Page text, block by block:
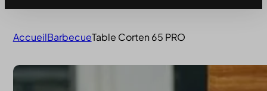
AccueilBarbecueTable Corten 65 PRO